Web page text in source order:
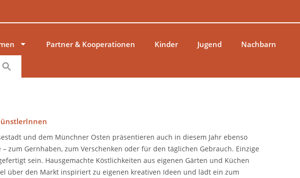
Partner & Kooperationen Kinder Jugend Nachbarn
und dem Münchner Osten präsentieren auch in diesem Jahr ebenso
zum Gernhaben, zum Verschenken oder für den täglichen Gebrauch. Einzige
sein. Hausgemachte Köstlichkeiten aus eigenen Gärten und Küchen
über den Markt inspiriert zu eigenen kreativen Ideen und lädt ein zum